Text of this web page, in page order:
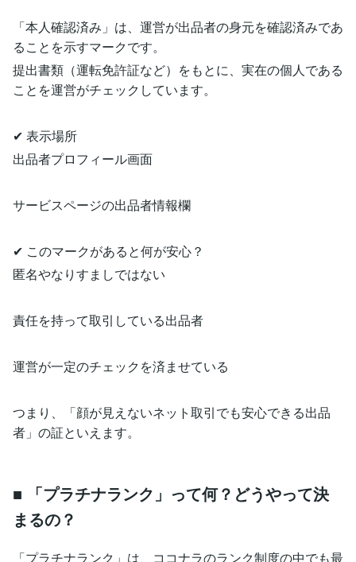
「本人確認済み」は、運営が出品者の身元を確認済みであ
ることを示すマークです。
提出書類（運転免許証など）をもとに、実在の個人である
ことを運営がチェックしています。
✔ 表示場所
出品者プロフィール画面
サービスページの出品者情報欄
✔ このマークがあると何が安心？
匿名やなりすましではない
責任を持って取引している出品者
運営が一定のチェックを済ませている
つまり、「顔が見えないネット取引でも安心できる出品
者」の証といえます。
■ 「プラチナランク」って何？どうやって決
まるの？
「プラチナランク」は、ココナラのランク制度の中でも最